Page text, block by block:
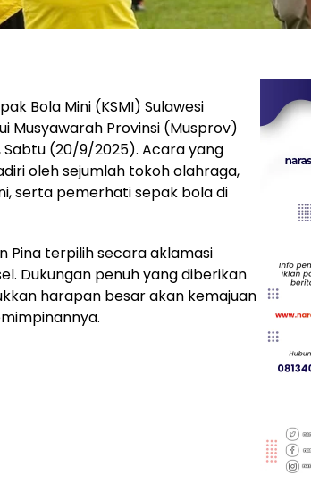
Bola Mini (KSMI) Sulawesi
Musyawarah Provinsi (Musprov)
(20/9/2025). Acara yang
oleh sejumlah tokoh olahraga,
serta pemerhati sepak bola di
Pina terpilih secara aklamasi
Dukungan penuh yang diberikan
harapan besar akan kemajuan